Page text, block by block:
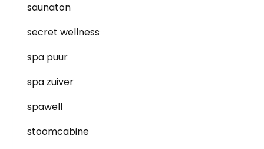
saunaton
secret wellness
spa puur
spa zuiver
spawell
stoomcabine